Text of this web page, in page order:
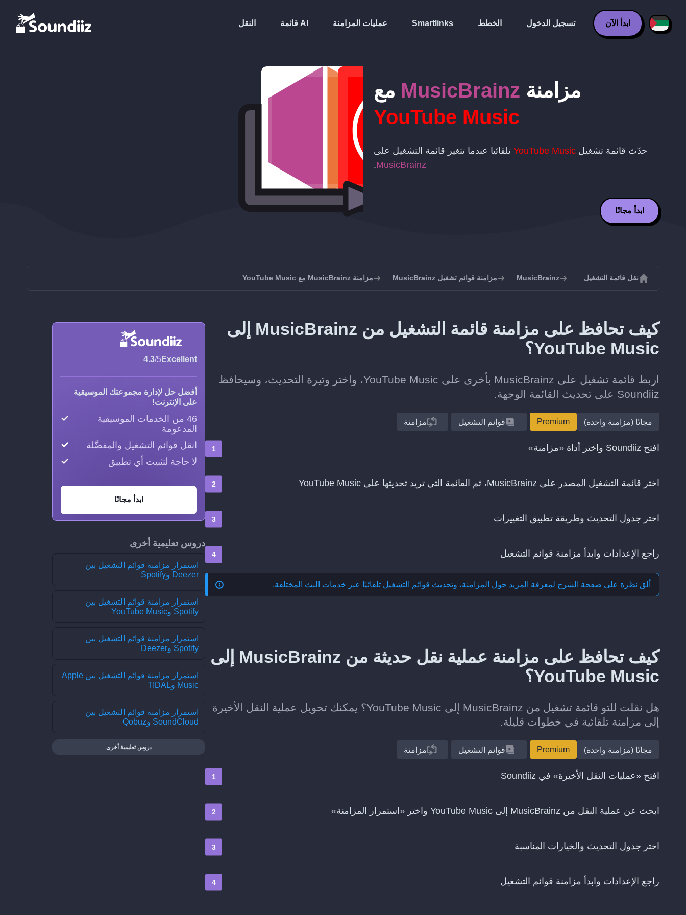
النقل قائمة AI عمليات المزامنة Smartlinks الخطط تسجيل الدخول ابدأ الآن
مزامنة MusicBrainz مع
YouTube Music
حدّث قائمة تشغيل YouTube Music تلقائيا عندما تتغير قائمة التشغيل على
MusicBrainz
.
ابدأ مجانًا
نقل قائمة التشغيل MusicBrainz مزامنة قوائم تشغيل MusicBrainz مزامنة MusicBrainz مع YouTube Music
كيف تحافظ على مزامنة قائمة التشغيل من MusicBrainz إلى
YouTube Music؟
اربط قائمة تشغيل على MusicBrainz بأخرى على YouTube Music، واختر وتيرة التحديث، وسيحافظ
Soundiiz على تحديث القائمة الوجهة.
مجانًا (مزامنة واحدة) Premium قوائم التشغيل مزامنة
افتح Soundiiz واختر أداة «مزامنة»
اختر قائمة التشغيل المصدر على MusicBrainz، ثم القائمة التي تريد تحديثها على YouTube Music
اختر جدول التحديث وطريقة تطبيق التغييرات
راجع الإعدادات وابدأ مزامنة قوائم التشغيل
ألق نظرة على صفحة الشرح لمعرفة المزيد حول المزامنة، وتحديث قوائم التشغيل تلقائيًا عبر خدمات البث المختلفة.
كيف تحافظ على مزامنة عملية نقل حديثة من MusicBrainz إلى
YouTube Music؟
هل نقلت للتو قائمة تشغيل من MusicBrainz إلى YouTube Music؟ يمكنك تحويل عملية النقل الأخيرة
إلى مزامنة تلقائية في خطوات قليلة.
مجانًا (مزامنة واحدة) Premium قوائم التشغيل مزامنة
افتح «عمليات النقل الأخيرة» في Soundiiz
ابحث عن عملية النقل من MusicBrainz إلى YouTube Music واختر «استمرار المزامنة»
اختر جدول التحديث والخيارات المناسبة
راجع الإعدادات وابدأ مزامنة قوائم التشغيل
Excellent
4.3/5
أفضل حل لإدارة مجموعتك الموسيقية
على الإنترنت!
46 من الخدمات الموسيقية
المدعومة
انقل قوائم التشغيل والمفضَّلة
لا حاجة لتثبيت أي تطبيق
ابدأ مجانًا
دروس تعليمية أخرى
استمرار مزامنة قوائم التشغيل بين
Deezer وSpotify
استمرار مزامنة قوائم التشغيل بين
Spotify وYouTube Music
استمرار مزامنة قوائم التشغيل بين
Spotify وDeezer
استمرار مزامنة قوائم التشغيل بين Apple
Music وTIDAL
استمرار مزامنة قوائم التشغيل بين
SoundCloud وQobuz
دروس تعليمية أخرى